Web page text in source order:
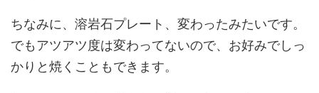
ちなみに、溶岩石プレート、変わったみたいです。
でもアツアツ度は変わってないので、お好みでしっ
かりと焼くこともできます。